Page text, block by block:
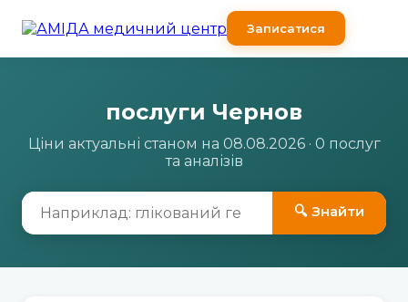
Записатися
послуги Чернов
Ціни актуальні станом на 08.08.2026 · 0 послуг
та аналізів
🔍 Знайти